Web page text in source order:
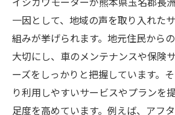
一因として、地域の声を取り入れた
組みが挙げられます。地元住民から
大切にし、車のメンテナンスや保険
ーズをしっかりと把握しています。
り利用しやすいサービスやプランを
足度を高めています。例えば、アフ